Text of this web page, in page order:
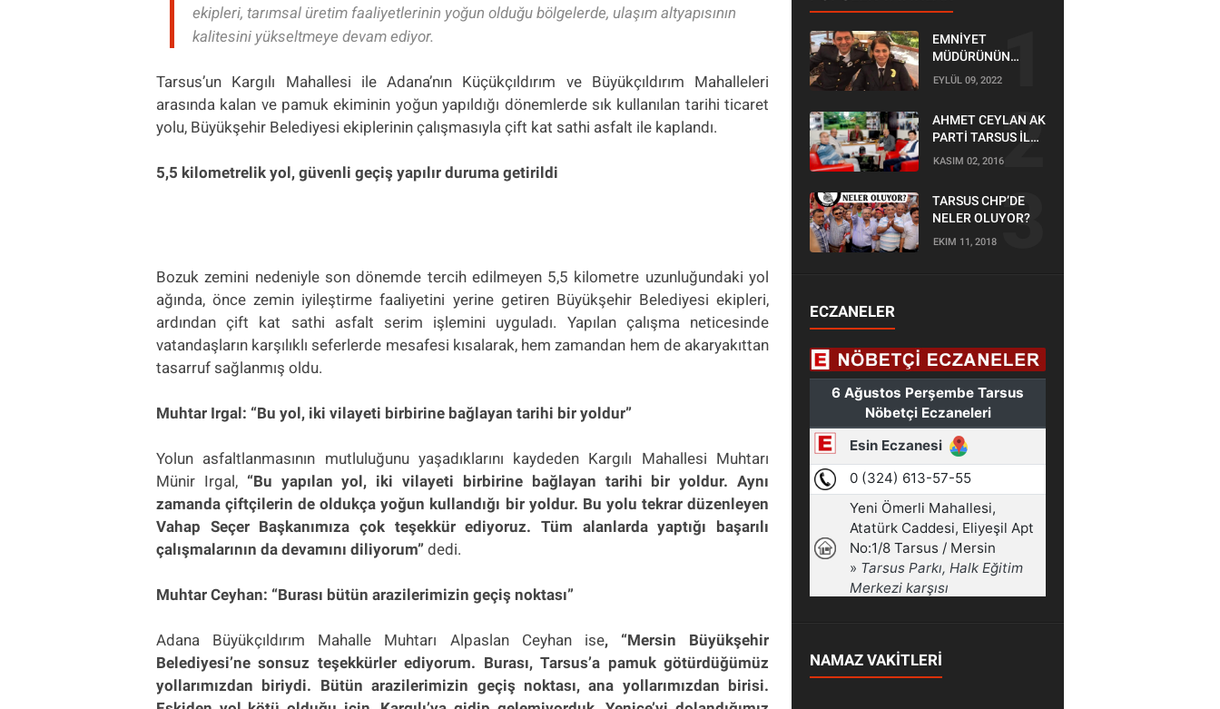
ekipleri, tarımsal üretim faaliyetlerinin yoğun olduğu bölgelerde, ulaşım altyapısının
kalitesini yükseltmeye devam ediyor.
Tarsus’un Kargılı Mahallesi ile Adana’nın Küçükçıldırım ve Büyükçıldırım Mahalleleri
arasında kalan ve pamuk ekiminin yoğun yapıldığı dönemlerde sık kullanılan tarihi ticaret
yolu, Büyükşehir Belediyesi ekiplerinin çalışmasıyla çift kat sathi asfalt ile kaplandı.
5,5 kilometrelik yol, güvenli geçiş yapılır duruma getirildi
Bozuk zemini nedeniyle son dönemde tercih edilmeyen 5,5 kilometre uzunluğundaki yol
ağında, önce zemin iyileştirme faaliyetini yerine getiren Büyükşehir Belediyesi ekipleri,
ardından çift kat sathi asfalt serim işlemini uyguladı. Yapılan çalışma neticesinde
vatandaşların karşılıklı seferlerde mesafesi kısalarak, hem zamandan hem de akaryakıttan
tasarruf sağlanmış oldu.
Muhtar Irgal: “Bu yol, iki vilayeti birbirine bağlayan tarihi bir yoldur”
Yolun asfaltlanmasının mutluluğunu yaşadıklarını kaydeden Kargılı Mahallesi Muhtarı
Münir Irgal, “Bu yapılan yol, iki vilayeti birbirine bağlayan tarihi bir yoldur. Aynı
zamanda çiftçilerin de oldukça yoğun kullandığı bir yoldur. Bu yolu tekrar düzenleyen
Vahap Seçer Başkanımıza çok teşekkür ediyoruz. Tüm alanlarda yaptığı başarılı
çalışmalarının da devamını diliyorum” dedi.
Muhtar Ceyhan: “Burası bütün arazilerimizin geçiş noktası”
Adana Büyükçıldırım Mahalle Muhtarı Alpaslan Ceyhan ise, “Mersin Büyükşehir
Belediyesi’ne sonsuz teşekkürler ediyorum. Burası, Tarsus’a pamuk götürdüğümüz
yollarımızdan biriydi. Bütün arazilerimizin geçiş noktası, ana yollarımızdan birisi.
EMNİYET
MÜDÜRÜNÜN
OĞLU KAZADA
EYLÜL 09, 2022
AHMET CEYLAN AK
PARTİ TARSUS İLÇE
BAŞKANLIĞI İÇİN
KASIM 02, 2016
TARSUS CHP’DE
NELER OLUYOR?
EKIM 11, 2018
ECZANELER
NAMAZ VAKİTLERİ